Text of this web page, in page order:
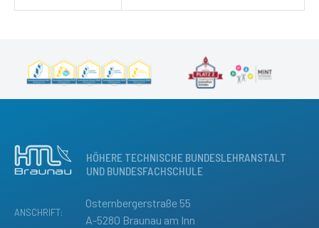
HÖHERE TECHNISCHE BUNDESLEHRANSTALT
UND BUNDESFACHSCHULE
ANSCHRIFT:
Osternbergerstraße 55
A-5280 Braunau am Inn